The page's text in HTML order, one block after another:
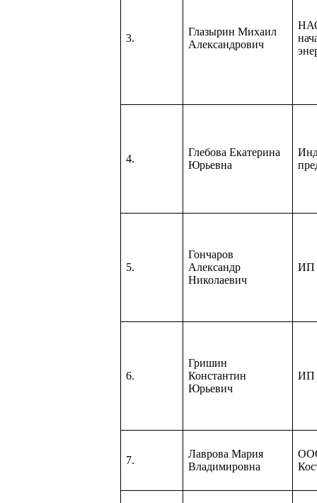
3.
Глазырин Михаил
Александрович
4.
Глебова Екатерина
Юрьевна
5.
Гончаров
Александр
Николаевич
ИП
6.
Гришин
Константин
Юрьевич
ИП
7.
Лаврова Мария
Владимировна